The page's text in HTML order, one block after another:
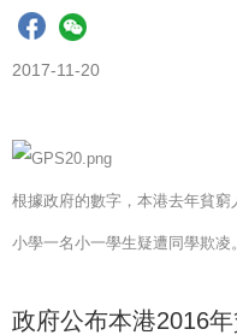
2017-11-20
根據政府的數字，本港去年貧
小學一名小一學生疑遭同學欺凌
政府公布本港2016